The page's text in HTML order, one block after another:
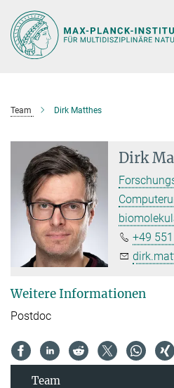
Hauptinhalt
Team Dirk Matthes
Dirk
+49
Weitere Informationen
Postdoc
Team